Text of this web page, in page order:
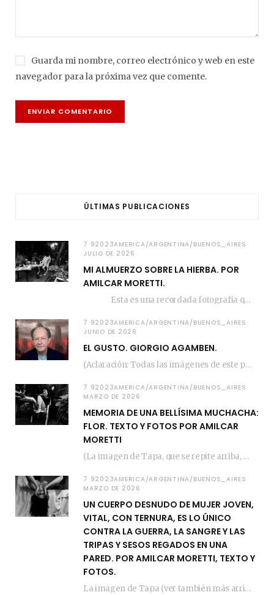
Guarda mi nombre, correo electrónico y web en este
navegador para la próxima vez que comente.
ÚLTIMAS PUBLICACIONES
7 92023AMERICA/ARGENTINA/BUENOS_AIRES
JULIO DE 2026
MI ALMUERZO SOBRE LA HIERBA. POR
AMILCAR MORETTI.
Esta es una recordada fotografía que registré…
7 92023AMERICA/ARGENTINA/BUENOS_AIRES
JUNIO DE 2026
EL GUSTO. GIORGIO AGAMBEN.
(Aclaración: Todas las imágenes de este posteo fueron tomadas de Bloghemia.com, y todos los…
7 92023AMERICA/ARGENTINA/BUENOS_AIRES
MARZO DE 2026
MEMORIA DE UNA BELLÍSIMA MUCHACHA:
FLOR. TEXTO Y FOTOS POR AMILCAR
MORETTI
(La imagen de Tapa, que se repite arriba, fue compuesta por Amilcar Moretti el viernes…
7 92023AMERICA/ARGENTINA/BUENOS_AIRES
MARZO DE 2026
UN CUERPO DESNUDO DE MUJER JOVEN,
VITAL, CON TERNURA, ES LO ÚNICO
CONTRA LA GUERRA, LA SANGRE Y LAS
TRIPAS Y SESOS REGADOS EN UNA
PARED. POR AMILCAR MORETTI, TEXTO Y
FOTOS.
La imagen de Tapa (ver también más arriba) fue compuesta en estos días de febrero…